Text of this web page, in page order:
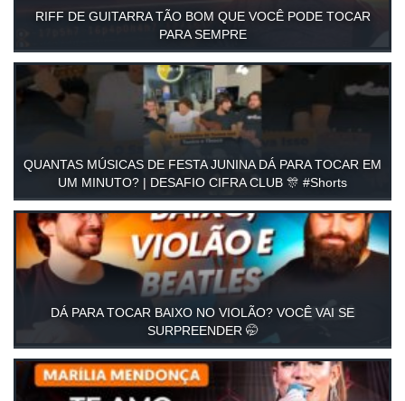
RIFF DE GUITARRA TÃO BOM QUE VOCÊ PODE TOCAR
PARA SEMPRE
QUANTAS MÚSICAS DE FESTA JUNINA DÁ PARA TOCAR EM
UM MINUTO? | DESAFIO CIFRA CLUB 🎊 #Shorts
DÁ PARA TOCAR BAIXO NO VIOLÃO? VOCÊ VAI SE
SURPREENDER 🤭